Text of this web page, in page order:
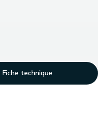
Fiche technique